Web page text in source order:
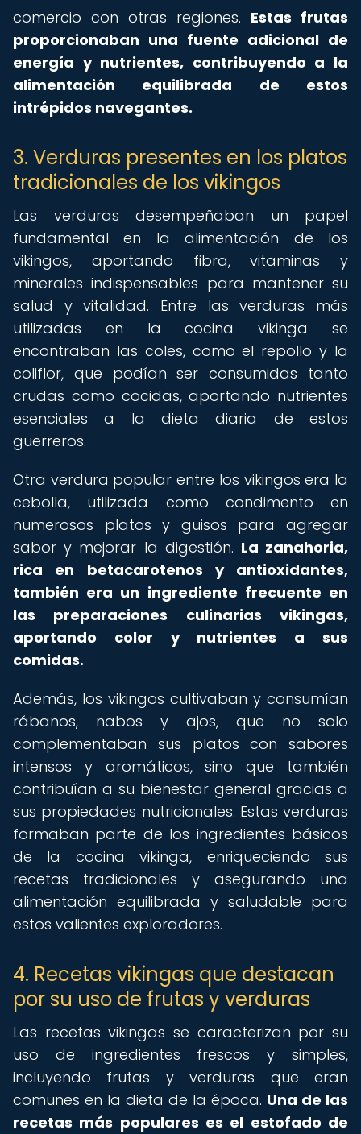
comercio con otras regiones. Estas frutas
proporcionaban una fuente adicional de
energía y nutrientes, contribuyendo a la
alimentación equilibrada de estos
intrépidos navegantes.
3. Verduras presentes en los platos
tradicionales de los vikingos
Las verduras desempeñaban un papel
fundamental en la alimentación de los
vikingos, aportando fibra, vitaminas y
minerales indispensables para mantener su
salud y vitalidad. Entre las verduras más
utilizadas en la cocina vikinga se
encontraban las coles, como el repollo y la
coliflor, que podían ser consumidas tanto
crudas como cocidas, aportando nutrientes
esenciales a la dieta diaria de estos
guerreros.
Otra verdura popular entre los vikingos era la
cebolla, utilizada como condimento en
numerosos platos y guisos para agregar
sabor y mejorar la digestión. La zanahoria,
rica en betacarotenos y antioxidantes,
también era un ingrediente frecuente en
las preparaciones culinarias vikingas,
aportando color y nutrientes a sus
comidas.
Además, los vikingos cultivaban y consumían
rábanos, nabos y ajos, que no solo
complementaban sus platos con sabores
intensos y aromáticos, sino que también
contribuían a su bienestar general gracias a
sus propiedades nutricionales. Estas verduras
formaban parte de los ingredientes básicos
de la cocina vikinga, enriqueciendo sus
recetas tradicionales y asegurando una
alimentación equilibrada y saludable para
estos valientes exploradores.
4. Recetas vikingas que destacan
por su uso de frutas y verduras
Las recetas vikingas se caracterizan por su
uso de ingredientes frescos y simples,
incluyendo frutas y verduras que eran
comunes en la dieta de la época. Una de las
recetas más populares es el estofado de